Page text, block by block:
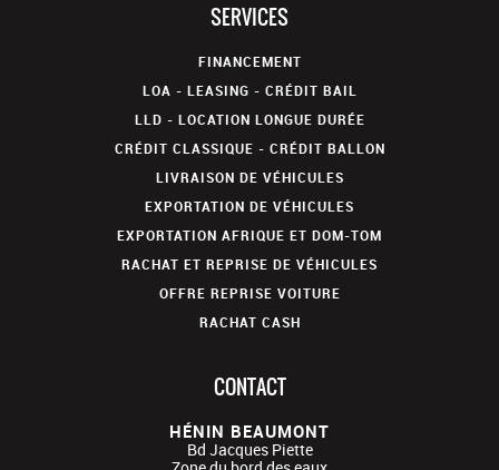
SERVICES
FINANCEMENT
LOA - LEASING - CRÉDIT BAIL
LLD - LOCATION LONGUE DURÉE
CRÉDIT CLASSIQUE - CRÉDIT BALLON
LIVRAISON DE VÉHICULES
EXPORTATION DE VÉHICULES
EXPORTATION AFRIQUE ET DOM-TOM
RACHAT ET REPRISE DE VÉHICULES
OFFRE REPRISE VOITURE
RACHAT CASH
CONTACT
HÉNIN BEAUMONT
Bd Jacques Piette